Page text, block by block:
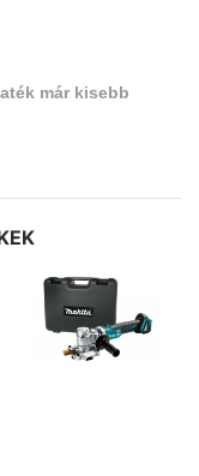
már kisebb
szerszámok